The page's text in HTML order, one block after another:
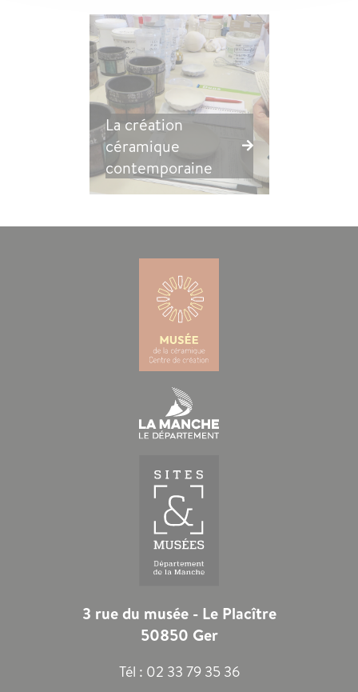
La création
céramique
contemporaine
3 rue du musée - Le Placître
50850 Ger
Tél : 02 33 79 35 36